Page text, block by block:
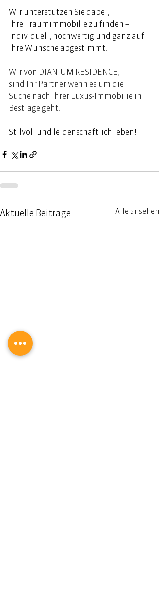
Wir unterstützen Sie dabei,
Ihre Traumimmobilie zu finden –
individuell, hochwertig und ganz auf
Ihre Wünsche abgestimmt.
Wir von DIANIUM RESIDENCE,
sind Ihr Partner wenn es um die
Suche nach Ihrer Luxus-Immobilie in
Bestlage geht.
Stilvoll und leidenschaftlich leben!
Aktuelle Beiträge Alle ansehen